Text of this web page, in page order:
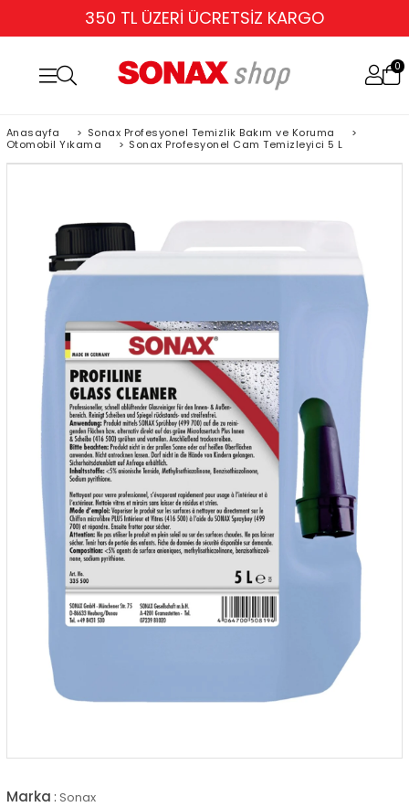
350 TL ÜZERİ ÜCRETSİZ KARGO
0
Anasayfa > Sonax Profesyonel Temizlik Bakım ve Koruma
>
Otomobil Yıkama
> Sonax Profesyonel Cam Temizleyici 5 L
Marka : Sonax